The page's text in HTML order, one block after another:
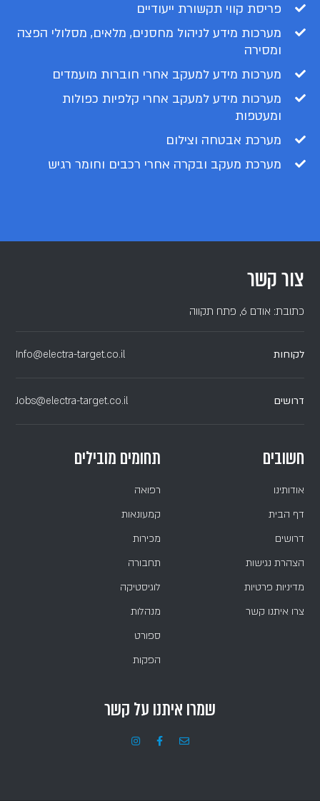
פריסת קווי תקשורת ייעודיים
מערכות מידע לניהול מחסנים, מלאים, מסלולי הפצה
ומסירה
מערכות מידע למעקב אחרי חוברות מועמדים
מערכות מידע למעקב אחרי קלפיות כפולות
ומעטפות
מערכת אבטחה וצילום
מערכת מעקב ובקרה אחרי רכבים וחומר רגיש
צור קשר
כתובת: אודם 6, פתח תקווה
לקוחות Info@electra-target.co.il
דרושים Jobs@electra-target.co.il
חשובים
אודותינו
דף הבית
דרושים
הצהרת נגישות
מדיניות פרטיות
צרו איתנו קשר
תחומים מובילים
רפואה
קמעונאות
מכירות
תחבורה
לוגיסטיקה
מנהלות
ספורט
הפקות
שמרו איתנו על קשר